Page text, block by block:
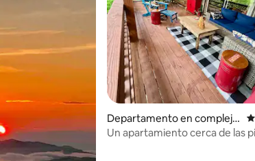
Departamento en complejo
residencial en Sugar Mounta
Un apartamiento cerca de las